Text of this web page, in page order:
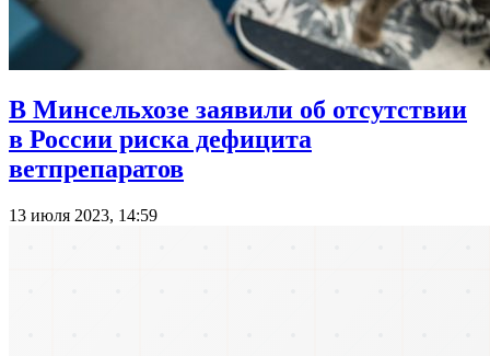
В Минсельхозе заявили об отсутствии
в России риска дефицита
ветпрепаратов
13 июля 2023, 14:59